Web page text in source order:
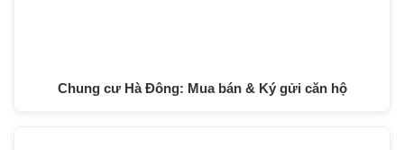
Chung cư Hà Đông: Mua bán & Ký gửi căn hộ